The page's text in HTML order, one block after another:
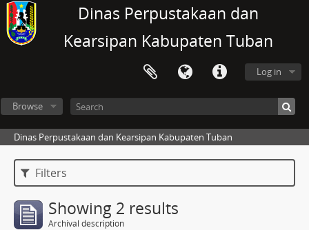
Dinas Perpustakaan dan
Kearsipan Kabupaten Tuban
Log in
Browse
Dinas Perpustakaan dan Kearsipan Kabupaten Tuban
Filters
Showing 2 results
Archival description